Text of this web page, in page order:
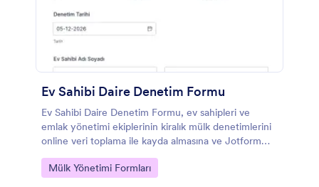
Ev Sahibi Daire Denetim Formu
Ev Sahibi Daire Denetim Formu, ev sahipleri ve
emlak yönetimi ekiplerinin kiralık mülk denetimlerini
online veri toplama ile kayda almasına ve Jotform
üzerinden form yanıtlarını düzenli takip etmesine
yardımcı olur.
Go to Category:
Mülk Yönetimi Formları